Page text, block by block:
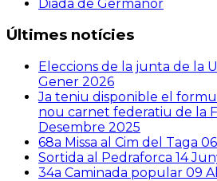
Diada de Germanor
Últimes notícies
Eleccions de la junta de la
Gener 2026
Ja teniu disponible el
nou carnet federatiu de la
Desembre 2025
68a Missa al Cim del Taga
Sortida al Pedraforca 14
34a Caminada popular 09